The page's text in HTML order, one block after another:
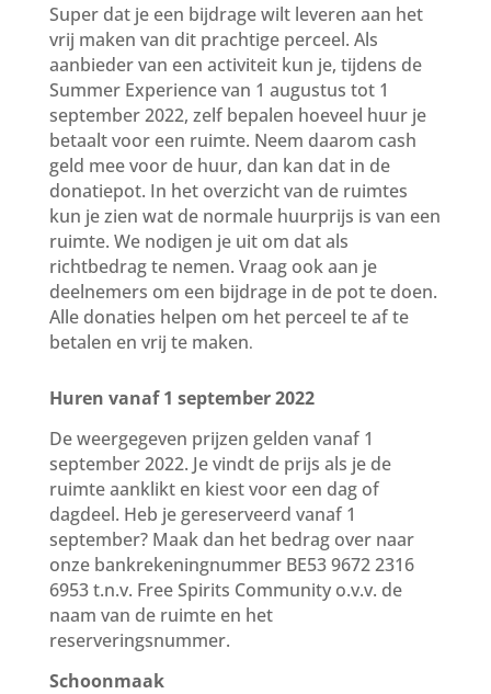
Super dat je een bijdrage wilt leveren aan het
vrij maken van dit prachtige perceel. Als
aanbieder van een activiteit kun je, tijdens de
Summer Experience van 1 augustus tot 1
september 2022, zelf bepalen hoeveel huur je
betaalt voor een ruimte. Neem daarom cash
geld mee voor de huur, dan kan dat in de
donatiepot. In het overzicht van de ruimtes
kun je zien wat de normale huurprijs is van een
ruimte. We nodigen je uit om dat als
richtbedrag te nemen. Vraag ook aan je
deelnemers om een bijdrage in de pot te doen.
Alle donaties helpen om het perceel te af te
betalen en vrij te maken.
Huren vanaf 1 september 2022
De weergegeven prijzen gelden vanaf 1
september 2022. Je vindt de prijs als je de
ruimte aanklikt en kiest voor een dag of
dagdeel. Heb je gereserveerd vanaf 1
september? Maak dan het bedrag over naar
onze bankrekeningnummer BE53 9672 2316
6953 t.n.v. Free Spirits Community o.v.v. de
naam van de ruimte en het
reserveringsnummer.
Schoonmaak